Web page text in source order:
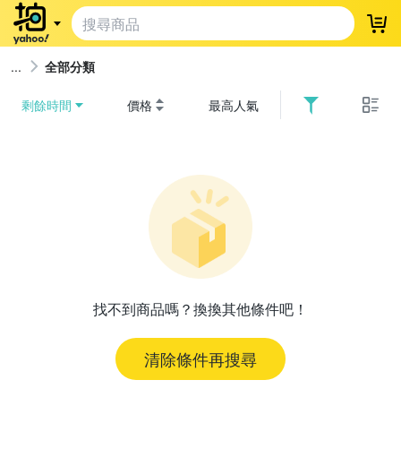
登
全部分類
剩餘時間 價格 最高人氣
找不到商品嗎？換換其他條件吧！
清除條件再搜尋